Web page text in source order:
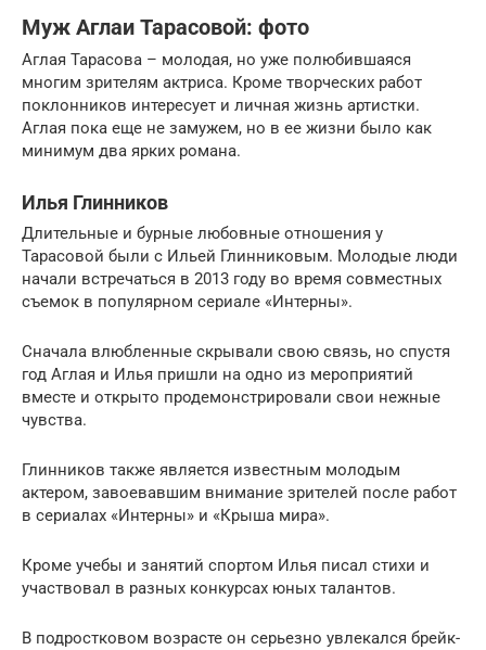
Муж Аглаи Тарасовой: фото
Аглая Тарасова – молодая, но уже полюбившаяся
многим зрителям актриса. Кроме творческих работ
поклонников интересует и личная жизнь артистки.
Аглая пока еще не замужем, но в ее жизни было как
минимум два ярких романа.
Илья Глинников
Длительные и бурные любовные отношения у
Тарасовой были с Ильей Глинниковым. Молодые люди
начали встречаться в 2013 году во время совместных
съемок в популярном сериале «Интерны».
Сначала влюбленные скрывали свою связь, но спустя
год Аглая и Илья пришли на одно из мероприятий
вместе и открыто продемонстрировали свои нежные
чувства.
Глинников также является известным молодым
актером, завоевавшим внимание зрителей после работ
в сериалах «Интерны» и «Крыша мира».
Кроме учебы и занятий спортом Илья писал стихи и
участвовал в разных конкурсах юных талантов.
В подростковом возрасте он серьезно увлекался брейк-